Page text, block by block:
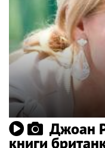
Джоан
книги